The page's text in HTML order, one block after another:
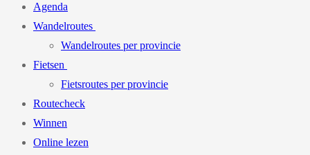
Agenda
Wandelroutes
Wandelroutes per provincie
Fietsen
Fietsroutes per provincie
Routecheck
Winnen
Online lezen